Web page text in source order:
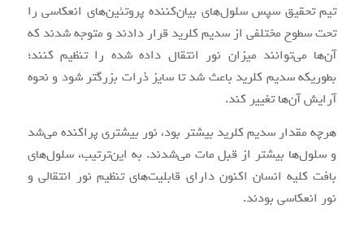
تیم تحقیق سپس سلول‌های بیان‌کننده پروتئین‌های انعکاسی را
تحت سطوح مختلفی از سدیم کلرید قرار دادند و متوجه شدند که
آن‌ها می‌توانند میزان نور انتقال داده‌ شده را تنظیم کنند؛
بطوریکه سدیم کلرید باعث شد تا سایز ذرات بزرگتر شود و نحوه
آرایش آن‌ها تغییر کند.
هرچه مقدار سدیم کلرید بیشتر بود، نور بیشتری پراکنده می‌شد
و سلول‌ها بیشتر از قبل مات می‌شدند. به این‌ترتیب، سلول‌های
بافت کلیه انسان اکنون دارای قابلیت‌های تنظیم نور انتقالی و
نور انعکاسی بودند.